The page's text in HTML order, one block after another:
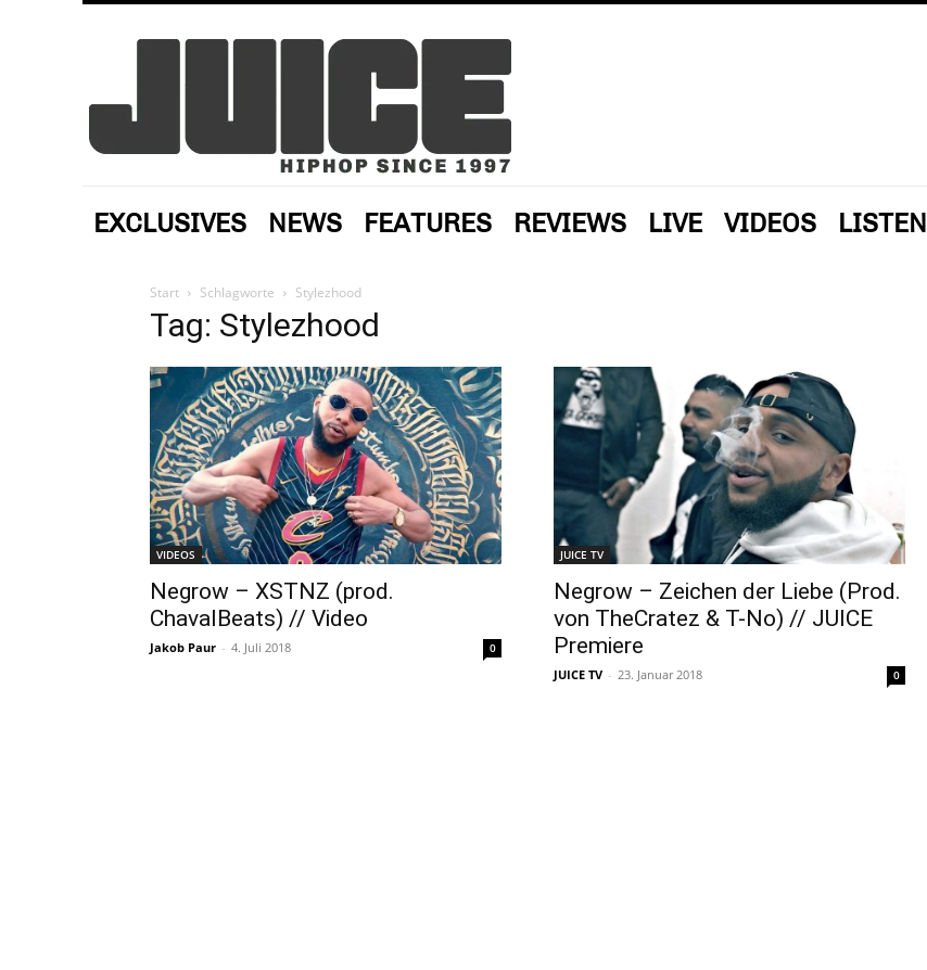
EXCLUSIVES NEWS FEATURES REVIEWS LIVE VIDEOS LISTEN
Start Schlagworte Stylezhood
Tag: Stylezhood
VIDEOS
Negrow – XSTNZ (prod.
ChavalBeats) // Video
Jakob Paur - 4. Juli 2018 0
JUICE TV
Negrow – Zeichen der Liebe (Prod.
von TheCratez & T-No) // JUICE
Premiere
JUICE TV - 23. Januar 2018 0